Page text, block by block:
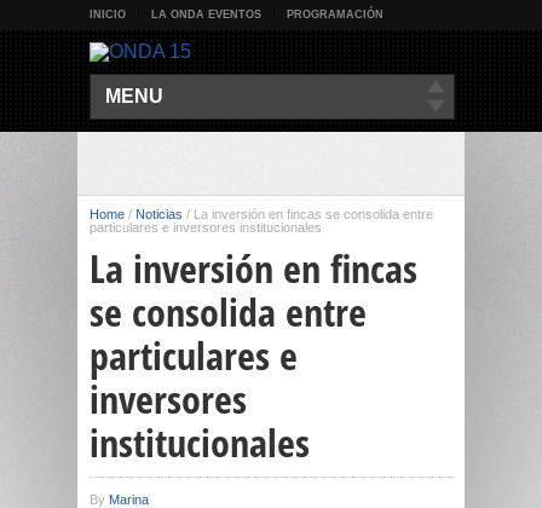
INICIO LA ONDA EVENTOS PROGRAMACIÓN
MENU
Home / Noticias / La inversión en fincas se consolida entre
particulares e inversores institucionales
La inversión en fincas
se consolida entre
particulares e
inversores
institucionales
By Marina